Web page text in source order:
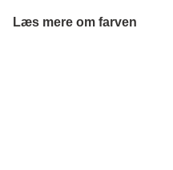
Læs mere om farven